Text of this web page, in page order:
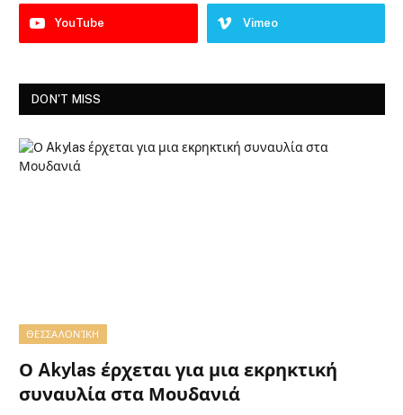
YouTube Vimeo
DON'T MISS
ΘΕΣΣΑΛΟΝΊΚΗ
Ο Akylas έρχεται για μια εκρηκτική
συναυλία στα Μουδανιά